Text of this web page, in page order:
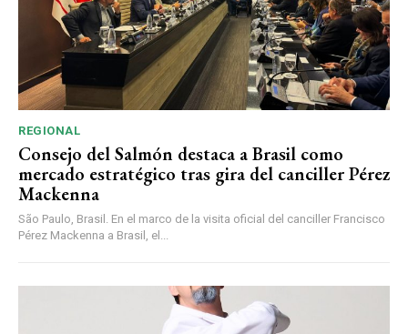
REGIONAL
Consejo del Salmón destaca a Brasil como
mercado estratégico tras gira del canciller Pérez
Mackenna
São Paulo, Brasil. En el marco de la visita oficial del canciller Francisco
Pérez Mackenna a Brasil, el...